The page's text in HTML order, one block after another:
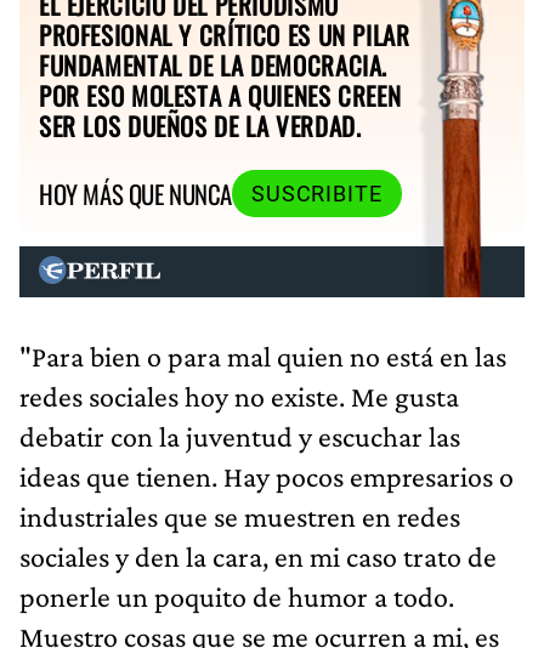
PROFESIONAL Y CRÍTICO ES UN PILAR
FUNDAMENTAL DE LA DEMOCRACIA.
POR ESO MOLESTA A QUIENES CREEN
SER LOS DUEÑOS DE LA VERDAD.
HOY MÁS QUE NUNCA
SUSCRIBITE
"Para bien o para mal quien no está en las
redes sociales hoy no existe. Me gusta
debatir con la juventud y escuchar las
ideas que tienen. Hay pocos empresarios o
industriales que se muestren en redes
sociales y den la cara, en mi caso trato de
ponerle un poquito de humor a todo.
Muestro cosas que se me ocurren a mi, es